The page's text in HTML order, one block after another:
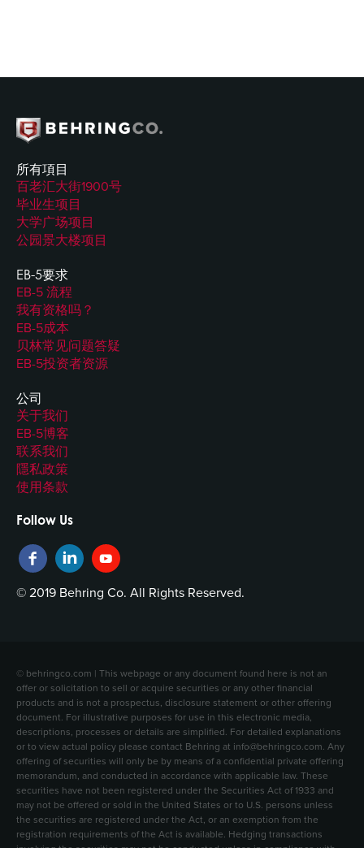
所有項目
百老汇大街1900号
毕业生项目
大学广场项目
公园景大楼项目
EB-5要求
EB-5 流程
我有资格吗？
EB-5成本
贝林常见问题答疑
EB-5投资者资源
公司
关于我们
EB-5博客
联系我们
隱私政策
使用条款
Follow Us
© 2019 Behring Co. All Rights Reserved.
© behringco.com | This webpage or any document found here is not an
offer or solicitation to sell or acquire securities or any other financial
products and is not a prospectus, disclosure statement or other offering
document. For illustrative purposes for use in this electronic media,
descriptions, processes or details are simplified. For detailed explanations
or to view actual policy please contact Behring at info@behringco.com. Any
offering of securities will only be by means of a confidential private offering
memorandum, and conducted in accordance with applicable law. These
securities have not been registered under the Securities Act of 1933 and
may not be offered or sold in the United States or to U.S. persons unless
the securities are registered under the Act, or an exemption from the
registration requirements of the Act is available. Hedging transactions